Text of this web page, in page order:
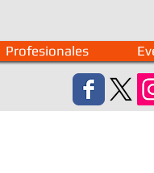
Profesionales